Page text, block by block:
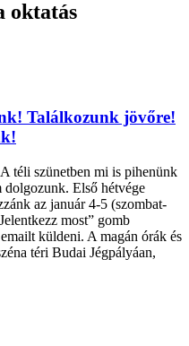
oktatás
Találkozunk jövőre!
téli szünetben mi is pihenünk
dolgozunk. Első hétvége
az január 4-5 (szombat-
most” gomb
küldeni. A magán órák és
téri Budai Jégpályáan,